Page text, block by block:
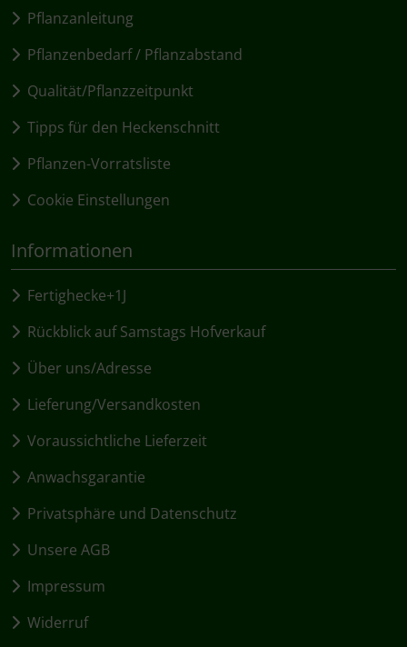
Pflanzanleitung
Pflanzenbedarf / Pflanzabstand
Qualität/Pflanzzeitpunkt
Tipps für den Heckenschnitt
Pflanzen-Vorratsliste
Cookie Einstellungen
Informationen
Fertighecke+1J
Rückblick auf Samstags Hofverkauf
Über uns/Adresse
Lieferung/Versandkosten
Voraussichtliche Lieferzeit
Anwachsgarantie
Privatsphäre und Datenschutz
Unsere AGB
Impressum
Widerruf